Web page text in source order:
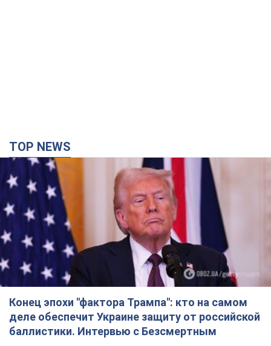
TOP NEWS
Конец эпохи "фактора Трампа": кто на самом
деле обеспечит Украине защиту от российской
баллистики. Интервью с Безсмертным